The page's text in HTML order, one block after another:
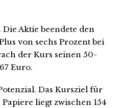
Die Aktie beendete den
von sechs Prozent bei
der Kurs seinen 50-
Euro.
Das Kursziel für
liegt zwischen 154